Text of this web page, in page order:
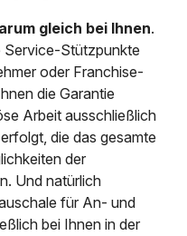
gleich bei Ihnen.
Service-Stützpunkte
oder Franchise-
die Garantie
Arbeit ausschließlich
die das gesamte
der
Und natürlich
für An- und
bei Ihnen in der